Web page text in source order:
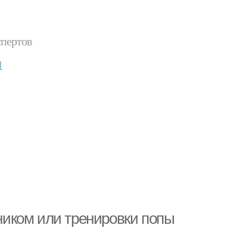
или тренировки попы